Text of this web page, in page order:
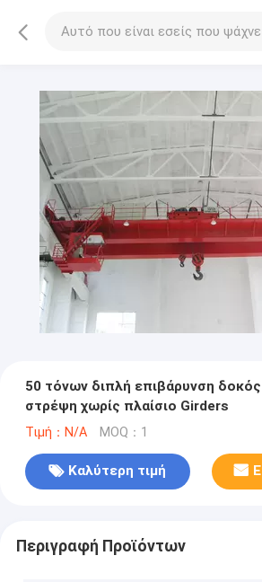
50 τόνων διπλή επιβάρυνση δοκός
στρέψη χωρίς πλαίσιο Girders
Τιμή：N/A MOQ：1
Καλύτερη τιμή
Περιγραφή Προϊόντων